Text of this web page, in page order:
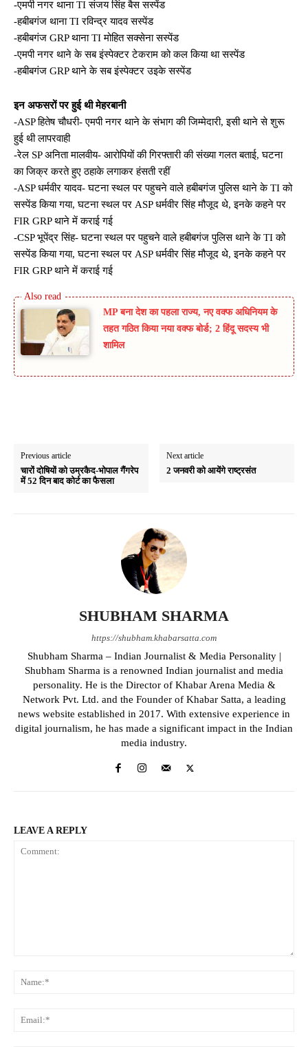
-एमपी नगर थाना TI संजय सिंह बैस सस्पेंड
-हबीबगंज थाना TI रविन्द्र यादव सस्पेंड
-हबीबगंज GRP थाना TI मोहित सक्सेना सस्पेंड
-एमपी नगर थाने के सब इंस्पेक्टर टेकराम को कल किया था सस्पेंड
-हबीबगंज GRP थाने के सब इंस्पेक्टर उइके सस्पेंड
इन अफसरों पर हुई थी मेहरबानी
-ASP हितेष चौधरी- एमपी नगर थाने के संभाग की जिम्मेदारी, इसी थाने से शुरू
हुई थी लापरवाही
-रेल SP अनिता मालवीय- आरोपियों की गिरफ्तारी की संख्या गलत बताई, घटना
का जिक्र करते हुए ठहाके लगाकर हंसती रहीं
-ASP धर्मवीर यादव- घटना स्थल पर पहुचने वाले हबीबगंज पुलिस थाने के TI को
सस्पेंड किया गया, घटना स्थल पर ASP धर्मवीर सिंह मौजूद थे, इनके कहने पर
FIR GRP थाने में कराई गई
-CSP भूपेंद्र सिंह- घटना स्थल पर पहुचने वाले हबीबगंज पुलिस थाने के TI को
सस्पेंड किया गया, घटना स्थल पर ASP धर्मवीर सिंह मौजूद थे, इनके कहने पर
FIR GRP थाने में कराई गई
MP बना देश का पहला राज्य, नए वक्फ अधिनियम के
तहत गठित किया नया वक्फ बोर्ड; 2 हिंदू सदस्य भी
शामिल
Previous article
चारों दोषियों को उम्रकैद-भोपाल गैंगरेप
में 52 दिन बाद कोर्ट का फैसला
Next article
‪2 जनवरी को आयेंगे राष्ट्रसंत ‬
SHUBHAM SHARMA
https://shubham.khabarsatta.com
Shubham Sharma – Indian Journalist & Media Personality |
Shubham Sharma is a renowned Indian journalist and media
personality. He is the Director of Khabar Arena Media &
Network Pvt. Ltd. and the Founder of Khabar Satta, a leading
news website established in 2017. With extensive experience in
digital journalism, he has made a significant impact in the Indian
media industry.
LEAVE A REPLY